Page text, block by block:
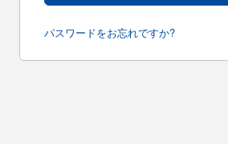
パスワードをお忘れですか?